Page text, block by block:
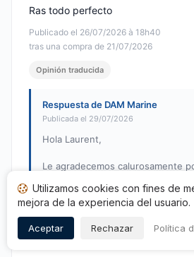
Publicado el 26/07/2026 à 18h40
tras una compra de 21/07/2026
Ras todo perfecto
Opinión traducida
Respuesta de DAM Marine
Publicada el 29/07/2026
Hola Laurent,
Le agradecemos calurosamente
satisfecho con su experiencia
Atentamente,
El equipo de DAM Marine
Utilizamos cookies con fines de
mejora de la experiencia del usuario.
Aceptar Rechazar Política